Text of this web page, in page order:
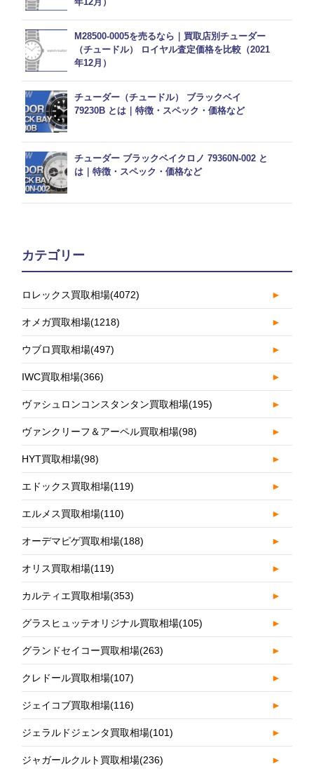
M28500-0005を売るなら｜買取店別チューダー
（チュードル） ロイヤル査定価格を比較（2021
年12月）
チューダー（チュードル） ブラックベイ
79230B とは｜特徴・スペック・価格など
チューダー ブラックベイクロノ 79360N-002 と
は｜特徴・スペック・価格など
カテゴリー
ロレックス買取相場(4072) ►
オメガ買取相場(1218) ►
ウブロ買取相場(497) ►
IWC買取相場(366) ►
ヴァシュロンコンスタンタン買取相場(195) ►
ヴァンクリーフ＆アーペル買取相場(98) ►
HYT買取相場(98) ►
エドックス買取相場(119) ►
エルメス買取相場(110) ►
オーデマピゲ買取相場(188) ►
オリス買取相場(119) ►
カルティエ買取相場(353) ►
グラスヒュッテオリジナル買取相場(105) ►
グランドセイコー買取相場(263) ►
クレドール買取相場(107) ►
ジェイコブ買取相場(116) ►
ジェラルドジェンタ買取相場(101) ►
ジャガールクルト買取相場(236) ►